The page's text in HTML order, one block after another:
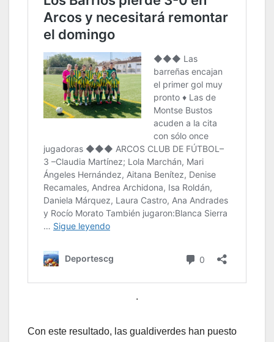
.
Con este resultado, las gualdiverdes han puesto